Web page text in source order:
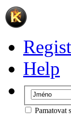
Help
Pamatovat